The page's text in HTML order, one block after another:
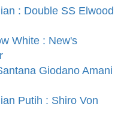
: Double SS Elwood
White : New's
Giodano Amani
Putih : Shiro Von